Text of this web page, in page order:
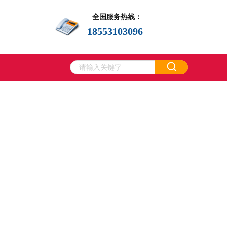
全国服务热线：
18553103096